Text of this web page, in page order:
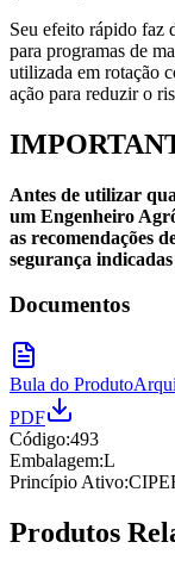
Seu efeito rápido faz
para programas de
utilizada em rotação
ação para reduzir o
Antes de utilizar
um Engenheiro
as recomendações
segurança
Documentos
Bula do Produto
PDF
Código:493
Embalagem:L
Princípio Ativo:
Produtos